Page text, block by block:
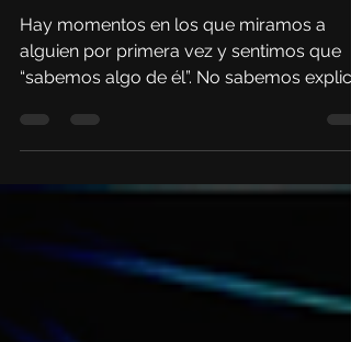
tu estatus social?
Hay momentos en los que miramos a
alguien por primera vez y sentimos que
“sabemos algo de él”. No sabemos
carácter, sobre su confianza o sobre su
Universidad de Toronto encontró algo
fascinante, que las personas pueden
estimar si alguien proviene de un contexto
económico más alto o más bajo con solo